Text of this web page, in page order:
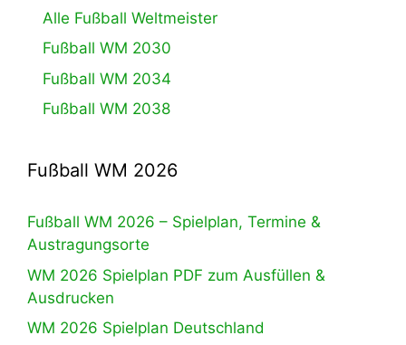
Alle Fußball Weltmeister
Fußball WM 2030
Fußball WM 2034
Fußball WM 2038
Fußball WM 2026
Fußball WM 2026 – Spielplan, Termine &
Austragungsorte
WM 2026 Spielplan PDF zum Ausfüllen &
Ausdrucken
WM 2026 Spielplan Deutschland